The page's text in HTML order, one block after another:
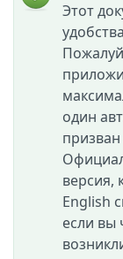
Этот
один
версия,
English
если вы